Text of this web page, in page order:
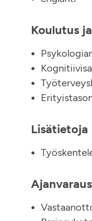
Koulutus
Lisätietoja